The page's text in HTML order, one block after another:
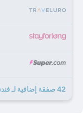
42 صفقة إضافية لـ فندق ذا مييت هوتل، أحد فنادق ديزاين هوتلز